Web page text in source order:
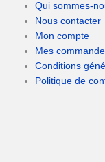
Qui sommes-
Nous contacter
Mon compte
Mes
Conditions
Politique de